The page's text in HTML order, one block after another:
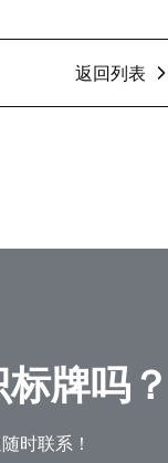
返回列表
牌吗？
时联系！